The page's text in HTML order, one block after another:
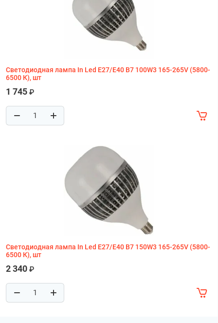
Светодиодная лампа In Led E27/E40 B7 100W3 165-265V (5800-
6500 К), шт
1 745 ₽
Светодиодная лампа In Led E27/E40 B7 150W3 165-265V (5800-
6500 К), шт
2 340 ₽